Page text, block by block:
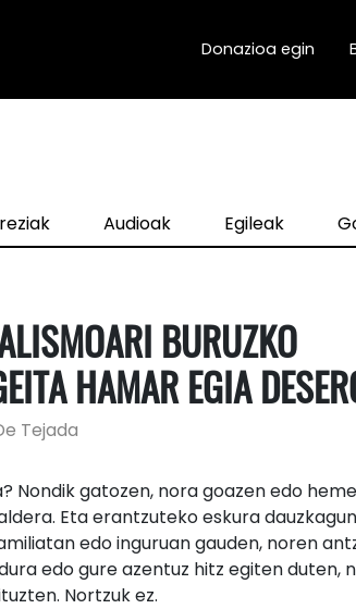
Donazioa egin
Audioak Egileak
BURUZKO
HAMAR EGIA
Tejada
Nondik gatozen, nora goazen edo
Eta erantzuteko eskura
edo inguruan gauden, noren
edo gure azentuz hitz egiten duten,
Nortzuk ez.